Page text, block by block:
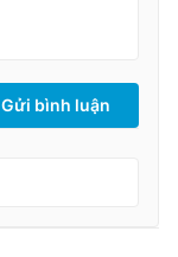
Gửi bình luận